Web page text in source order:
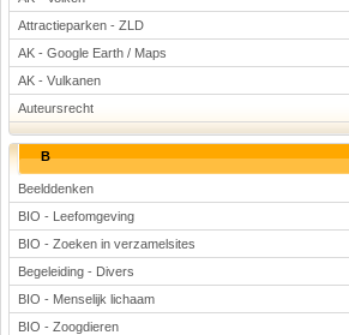
Attractieparken - ZLD
AK - Google Earth / Maps
AK - Vulkanen
Auteursrecht
B
Beelddenken
BIO - Leefomgeving
BIO - Zoeken in verzamelsites
Begeleiding - Divers
BIO - Menselijk lichaam
BIO - Zoogdieren